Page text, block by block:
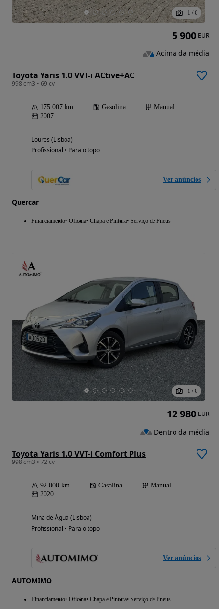
1 / 6
Toyota Yaris 1.0 VVT-i ACtive+AC
998 cm3 • 69 cv
175 007 km Gasolina
Manual
2007
Loures (Lisboa)
Profissional • Para o topo
Ver anúncios
Quercar
Financiamento Oficina Chapa e Pintura Serviço de Pneus
5 900 EUR
Acima da média
1 / 6
Toyota Yaris 1.0 VVT-i Comfort Plus
998 cm3 • 72 cv
92 000 km Gasolina
Manual
2020
Mina de Água (Lisboa)
Profissional • Para o topo
Ver anúncios
AUTOMIMO
Financiamento Oficina Chapa e Pintura Serviço de Pneus
12 980 EUR
Dentro da média